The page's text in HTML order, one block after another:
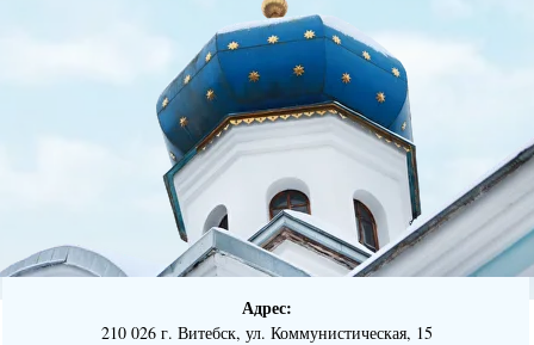
Адрес:
210 026 г. Витебск, ул. Коммунистическая, 15